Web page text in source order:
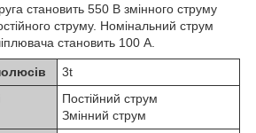
становить 550 В змінного струму
струму. Номінальний струм
становить 100 А.
3t
Постійний струм
Змінний струм